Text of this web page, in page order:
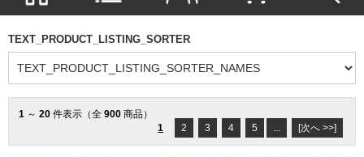
TEXT_PRODUCT_LISTING_SORTER
1 ～ 20 件表示（全 900 商品）
1
2 3 4 5 ... [次へ >>]